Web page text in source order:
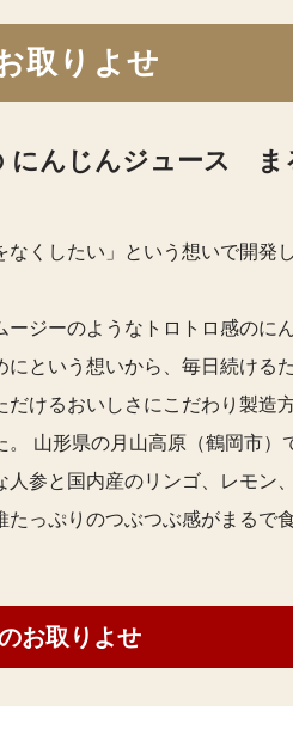
取りよせ
にんじんジュース ま
なくしたい」という想いで開発
参ジュ
ージーのようなトロトロ感のに
にという想いから、毎日続ける
だけるおいしさにこだわり製造
。 山形県の月山高原（鶴岡市）
人参と国内産のリンゴ、レモン
たっぷりのつぶつぶ感がまるで
お取りよせ